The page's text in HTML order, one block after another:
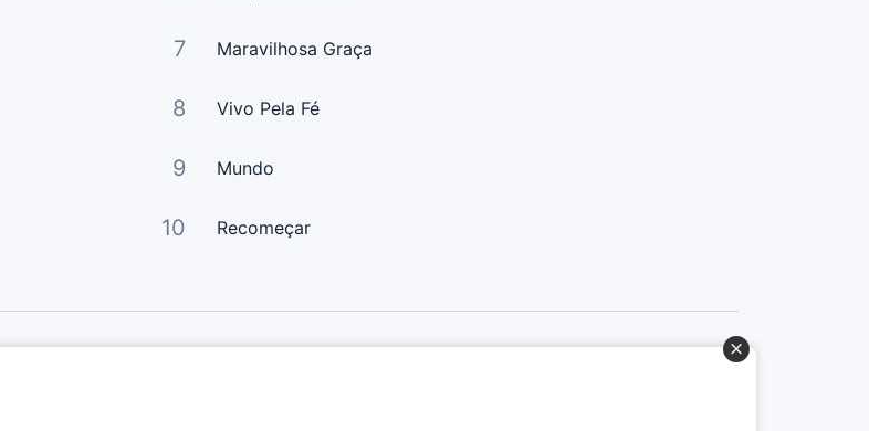
7 Maravilhosa Graça
8 Vivo Pela Fé
9 Mundo
10 Recomeçar